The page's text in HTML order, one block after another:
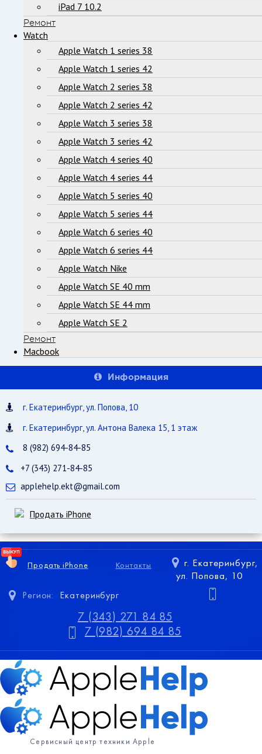
iPad 7 10.2
Ремонт
Watch
Apple Watch 1 series 38
Apple Watch 1 series 42
Apple Watch 2 series 38
Apple Watch 2 series 42
Apple Watch 3 series 38
Apple Watch 3 series 42
Apple Watch 4 series 40
Apple Watch 4 series 44
Apple Watch 5 series 40
Apple Watch 5 series 44
Apple Watch 6 series 40
Apple Watch 6 series 44
Apple Watch Nike
Apple Watch SE 40 mm
Apple Watch SE 44 mm
Apple Watch SE 2
Ремонт
Macbook
Информация
г. Екатеринбург, ул. Попова, 10
г. Екатеринбург, ул. Антона Валека 15, 1 этаж
8 (982) 694-84-85
+7 (343) 271-84-85
applehelp.ekt@gmail.com
Продать iPhone
Продать iPhone Контакты
Регион: Екатеринбург
г. Екатеринбург,
ул. Попова, 10
7 (343) 271 84 85
7 (982) 694 84 85
Сервисный центр техники Apple